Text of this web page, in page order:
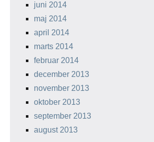
juni 2014
maj 2014
april 2014
marts 2014
februar 2014
december 2013
november 2013
oktober 2013
september 2013
august 2013